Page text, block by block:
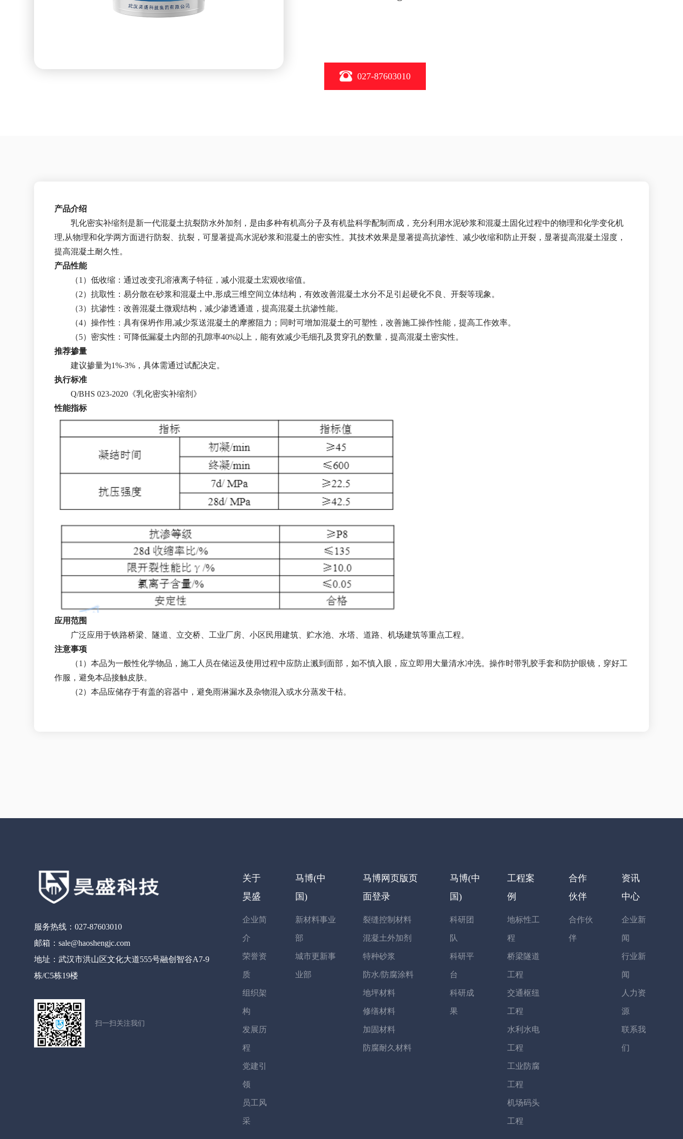
027-87603010
产品介绍
乳化密实补缩剂是新一代混凝土抗裂防水外加剂，是由多种有机高分子及有机盐科学配制而成，充分利用水泥砂浆和混凝土固化过程中的物理和化学变化机
理,从物理和化学两方面进行防裂、抗裂，可显著提高水泥砂浆和混凝土的密实性。其技术效果是显著提高抗渗性、减少收缩和防止开裂，显著提高混凝土湿度，
提高混凝土耐久性。
产品性能
（1）低收缩：通过改变孔溶液离子特征，减小混凝土宏观收缩值。
（2）抗取性：易分散在砂浆和混凝土中,形成三维空间立体结构，有效改善混凝土水分不足引起硬化不良、开裂等现象。
（3）抗渗性：改善混凝土微观结构，减少渗透通道，提高混凝土抗渗性能。
（4）操作性：具有保坍作用,减少泵送混凝土的摩擦阻力；同时可增加混凝土的可塑性，改善施工操作性能，提高工作效率。
（5）密实性：可降低漏凝土内部的孔隙率40%以上，能有效减少毛细孔及贯穿孔的数量，提高混凝土密实性。
推荐掺量
建议掺量为1%-3%，具体需通过试配决定。
执行标准
Q/BHS 023-2020《乳化密实补缩剂》
性能指标
应用范围
广泛应用于铁路桥梁、隧道、立交桥、工业厂房、小区民用建筑、贮水池、水塔、道路、机场建筑等重点工程。
注意事项
（1）本品为一般性化学物品，施工人员在储运及使用过程中应防止溅到面部，如不慎入眼，应立即用大量清水冲洗。操作时带乳胶手套和防护眼镜，穿好工
作服，避免本品接触皮肤。
（2）本品应储存于有盖的容器中，避免雨淋漏水及杂物混入或水分蒸发干枯。
服务热线：027-87603010
邮箱：sale@haoshengjc.com
地址：武汉市洪山区文化大道555号融创智谷A7-9
栋/C5栋19楼
扫一扫关注我们
关于
昊盛
企业简
介
荣誉资
质
组织架
构
发展历
程
党建引
领
员工风
采
马博(中
国)
新材料事业
部
城市更新事
业部
马博网页版页
面登录
裂缝控制材料
混凝土外加剂
特种砂浆
防水/防腐涂料
地坪材料
修缮材料
加固材料
防腐耐久材料
马博(中
国)
科研团
队
科研平
台
科研成
果
工程案
例
地标性工
程
桥梁隧道
工程
交通枢纽
工程
水利水电
工程
工业防腐
工程
机场码头
工程
合作
伙伴
合作伙
伴
资讯
中心
企业新
闻
行业新
闻
人力资
源
联系我
们